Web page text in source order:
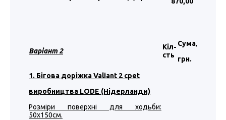
Варіант2
Кіл-
сть
Сума,
грн.
1. Бігова доріжка Valiant 2 cpet
виробництва LODE (Нідерланди)
Розміри поверхні для ходьби:
50х150см.